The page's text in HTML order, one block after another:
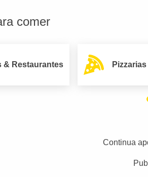
comer
& Restaurantes Pizzarias
Continua